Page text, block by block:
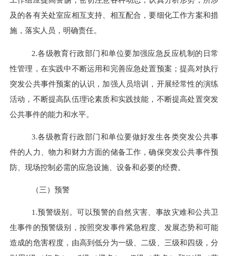
及的各有关处室应相互支持、相互配合，要细化工作方案和措
施，落实人员，明确责任。
2.各级教育行政部门和单位要加强应急反应机制的日常
性管理，在实践中不断运用和完善应急处置预案；提高对执行
突发公共事件预案的认识，加强人员培训，开展经常性的演练
活动，不断提高队伍理论素质和实践技能，不断提高处置突发
公共事件的能力和水平。
3.各级教育行政部门和单位要做好发生各类突发公共事
件的人力、物力和财力方面的储备工作，确保突发公共事件预
防、现场控制必需的应急设施、设备和必要的经费。
（三）预警
1.预警级别。可以预警的自然灾害、事故灾难和公共卫
生事件的预警级别，按照突发事件紧急程度、发展态势和可能
造成的危害程度，由高到低分为一级、二级、三级和四级，分